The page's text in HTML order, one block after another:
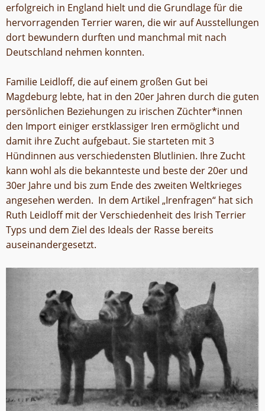
erfolgreich in England hielt und die Grundlage für die
hervorragenden Terrier waren, die wir auf Ausstellungen
dort bewundern durften und manchmal mit nach
Deutschland nehmen konnten.
Familie Leidloff, die auf einem großen Gut bei
Magdeburg lebte, hat in den 20er Jahren durch die guten
persönlichen Beziehungen zu irischen Züchter*innen
den Import einiger erstklassiger Iren ermöglicht und
damit ihre Zucht aufgebaut. Sie starteten mit 3
Hündinnen aus verschiedensten Blutlinien. Ihre Zucht
kann wohl als die bekannteste und beste der 20er und
30er Jahre und bis zum Ende des zweiten Weltkrieges
angesehen werden. In dem Artikel „Irenfragen“ hat sich
Ruth Leidloff mit der Verschiedenheit des Irish Terrier
Typs und dem Ziel des Ideals der Rasse bereits
auseinandergesetzt.